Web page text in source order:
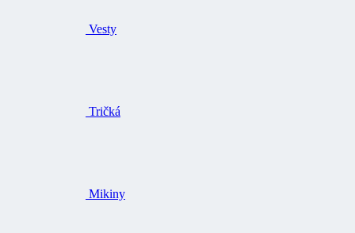
Vesty
Tričká
Mikiny